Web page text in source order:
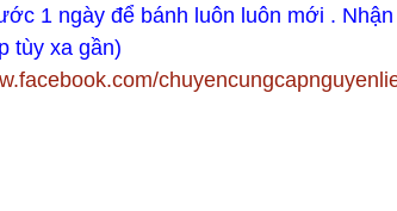
1 ngày để bánh luôn luôn mới .
tùy xa gần)